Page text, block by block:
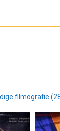
filmografie